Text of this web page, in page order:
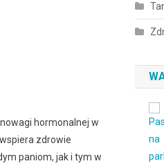
hormonalnej w
zdrowie
paniom, jak i tym w